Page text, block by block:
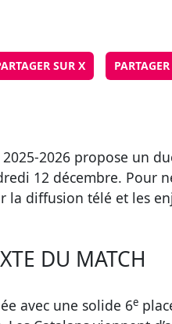
SUR X
2026 propose un
12 décembre.
la diffusion télé et les
DU MATCH
avec une solide 6e